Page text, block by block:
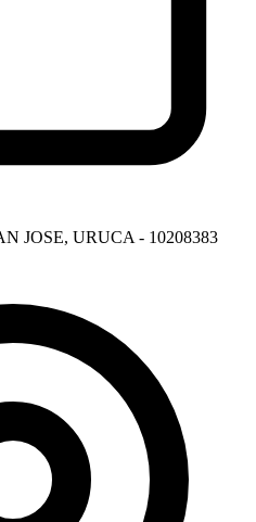
JOSE, URUCA - 10208383